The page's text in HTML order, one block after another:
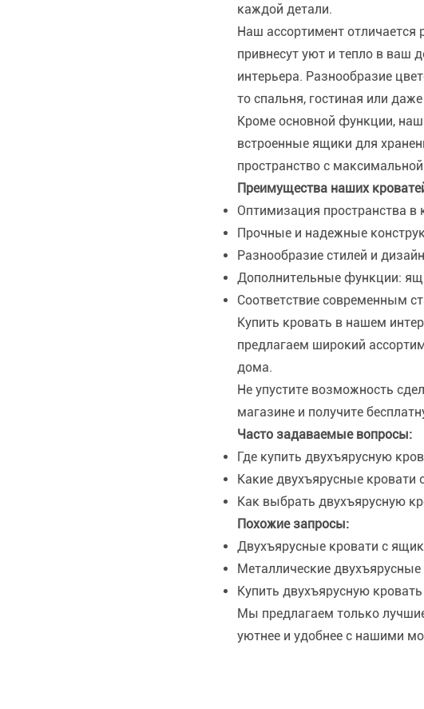
каждой детали.
Наш ассортимент
привнесут уют и тепло в ваш
интерьера. Разнообразие
то спальня, гостиная или
Кроме основной функции,
встроенные ящики для
пространство с
Преимущества наших
Оптимизация пространства в
Прочные и надежные
Разнообразие стилей и
Дополнительные функции:
Соответствие современным
Купить кровать в нашем
предлагаем широкий
дома.
Не упустите возможность
магазине и получите
Часто задаваемые вопросы:
Где купить двухъярусную
Какие двухъярусные кровати
Как выбрать двухъярусную
Похожие запросы:
Двухъярусные кровати с
Металлические двухъярусные
Купить двухъярусную
Мы предлагаем только
уютнее и удобнее с нашими